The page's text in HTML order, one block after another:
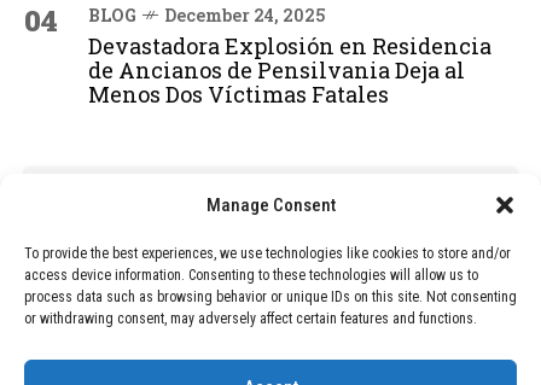
Manage Consent
To provide the best experiences, we use technologies like cookies to store and/or
access device information. Consenting to these technologies will allow us to
process data such as browsing behavior or unique IDs on this site. Not consenting
or withdrawing consent, may adversely affect certain features and functions.
04 BLOG December 24, 2025
Devastadora Explosión en Residencia
de Ancianos de Pensilvania Deja al
Menos Dos Víctimas Fatales